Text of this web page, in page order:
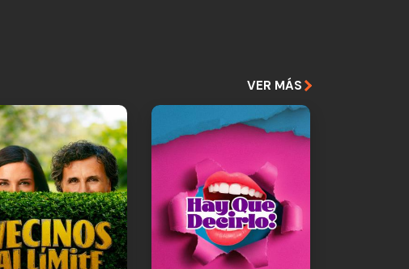
VER MÁS